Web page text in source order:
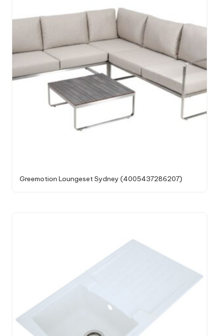
Greemotion Loungeset Sydney (4005437286207)